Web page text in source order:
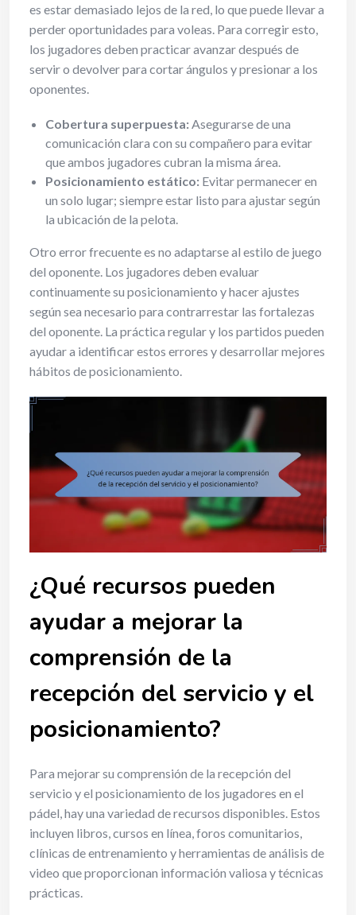
es estar demasiado lejos de la red, lo que puede llevar a
perder oportunidades para voleas. Para corregir esto,
los jugadores deben practicar avanzar después de
servir o devolver para cortar ángulos y presionar a los
oponentes.
Cobertura superpuesta:Asegurarse de una
comunicación clara con su compañero para evitar
que ambos jugadores cubran la misma área.
Posicionamiento estático: Evitar permanecer en
un solo lugar; siempre estar listo para ajustar según
la ubicación de la pelota.
Otro error frecuente es no adaptarse al estilo de juego
del oponente. Los jugadores deben evaluar
continuamente su posicionamiento y hacer ajustes
según sea necesario para contrarrestar las fortalezas
del oponente. La práctica regular y los partidos pueden
ayudar a identificar estos errores y desarrollar mejores
hábitos de posicionamiento.
¿Qué recursos pueden
ayudar a mejorar la
comprensión de la
recepción del servicio y el
posicionamiento?
Para mejorar su comprensión de la recepción del
servicio y el posicionamiento de los jugadores en el
pádel, hay una variedad de recursos disponibles. Estos
incluyen libros, cursos en línea, foros comunitarios,
clínicas de entrenamiento y herramientas de análisis de
video que proporcionan información valiosa y técnicas
prácticas.